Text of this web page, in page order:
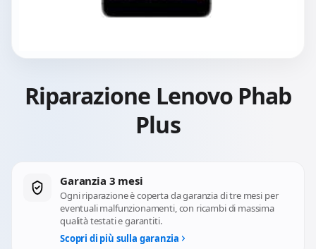
Riparazione Lenovo Phab
Plus
Garanzia 3 mesi
Ogni riparazione è coperta da garanzia di tre mesi per
eventuali malfunzionamenti, con ricambi di massima
qualità testati e garantiti.
Scopri di più sulla garanzia